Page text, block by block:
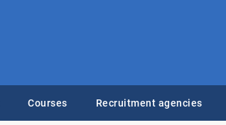
Courses Recruitment agencies